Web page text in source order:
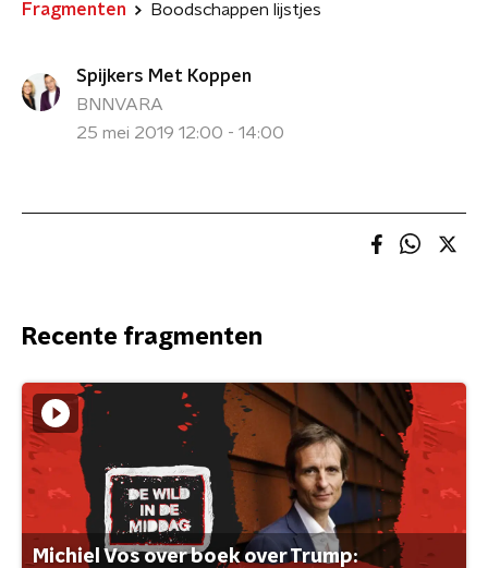
Fragmenten Boodschappen lijstjes
Spijkers Met Koppen
BNNVARA
25 mei 2019 12:00 - 14:00
Recente fragmenten
Michiel Vos over boek over Trump: